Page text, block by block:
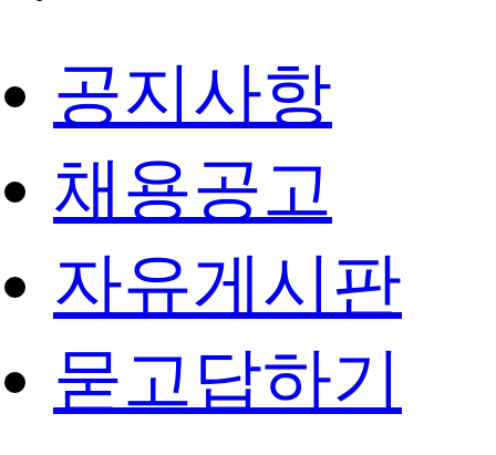
공지사항
채용공고
자유게시판
묻고답하기